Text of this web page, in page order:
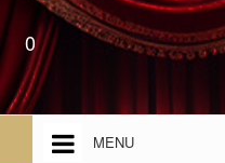
0
MENU